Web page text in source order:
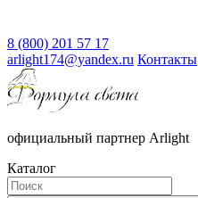
8 (800) 201 57 17
arlight174@yandex.ru Контакты
официальный партнер Arlight
Каталог